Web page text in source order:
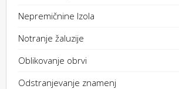
Nepremičnine Izola
Notranje žaluzije
Oblikovanje obrvi
Odstranjevanje znamenj